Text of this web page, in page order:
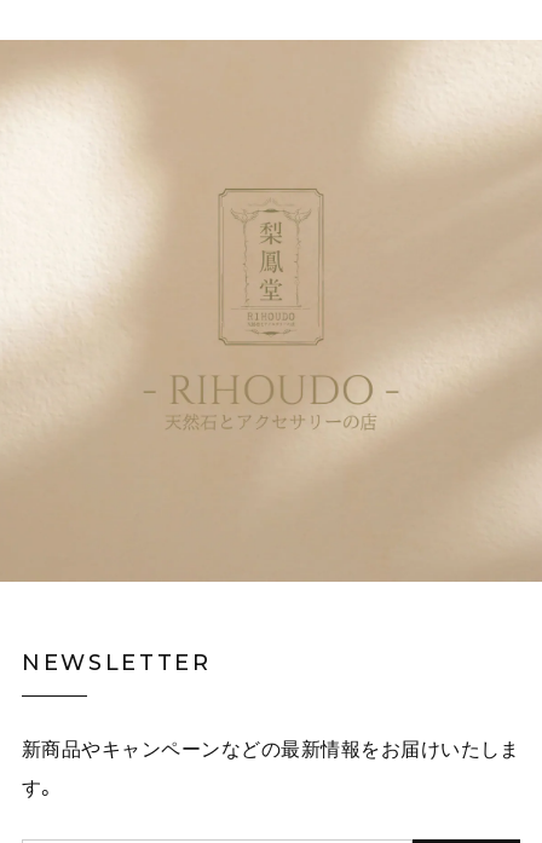
NEWSLETTER
新商品やキャンペーンなどの最新情報をお届けいたしま
す。